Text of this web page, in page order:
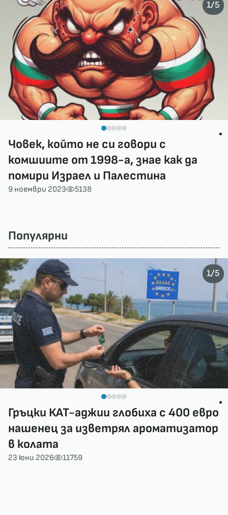
Човек, който не си говори с
комшиите от 1998-а, знае как да
помири Израел и Палестина
9 ноември 2023 5138
1/5
Популярни
Гръцки КАТ-аджии глобиха с 400 евро
нашенец за изветрял ароматизатор
в колата
23 юни 2026 11759
1/5